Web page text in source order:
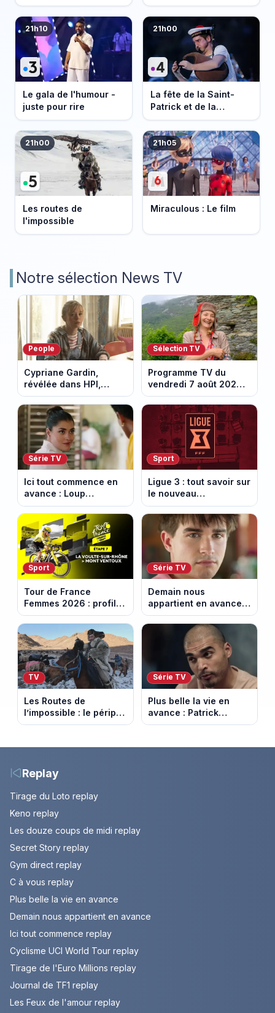
21h10
Le gala de l'humour -
juste pour rire
21h00
La fête de la Saint-
Patrick et de la
Bretagne
21h00
Les routes de
l'impossible
21h05
Miraculous : Le film
Notre sélection News TV
People
Cypriane Gardin,
révélée dans HPI,
lance une cagnotte
après des difficultés
financières
Sélection TV
Programme TV du
vendredi 7 août 2026 :
notre sélection pour
votre soirée télé
Série TV
Ici tout commence en
avance : Loup
découvre la trahison
de Bianca. Episode du
10 août 2026 (spoiler)
Sport
Ligue 3 : tout savoir sur
le nouveau
championnat qui
succède au National
Sport
Tour de France
Femmes 2026 : profil
et horaires de la 7e
étape entre La Voulte-
sur-Rhône et le Mont
Ventoux
Série TV
Demain nous
appartient en avance:
Samuel perd le
contrôle. Episode du 10
août 2026.
TV
Les Routes de
l’impossible : le périple
glacial d’une famille
Série TV
Plus belle la vie en
avance : Patrick
Nebout est-il mort ?
2026 (spoiler)
Replay
Tirage du Loto replay
Keno replay
Les douze coups de midi replay
Secret Story replay
Gym direct replay
C à vous replay
Plus belle la vie en avance
Demain nous appartient en avance
Ici tout commence replay
Cyclisme UCI World Tour replay
Tirage de l'Euro Millions replay
Journal de TF1 replay
Les Feux de l'amour replay